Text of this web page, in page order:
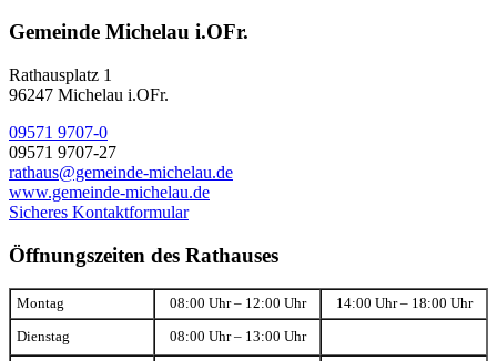
Gemeinde Michelau i.OFr.
Rathausplatz 1
96247 Michelau i.OFr.
09571 9707-0
09571 9707-27
rathaus@gemeinde-michelau.de
www.gemeinde-michelau.de
Sicheres Kontaktformular
Öffnungszeiten des Rathauses
Montag 08:00 Uhr – 12:00 Uhr 14:00 Uhr – 18:00 Uhr
Dienstag 08:00 Uhr – 13:00 Uhr